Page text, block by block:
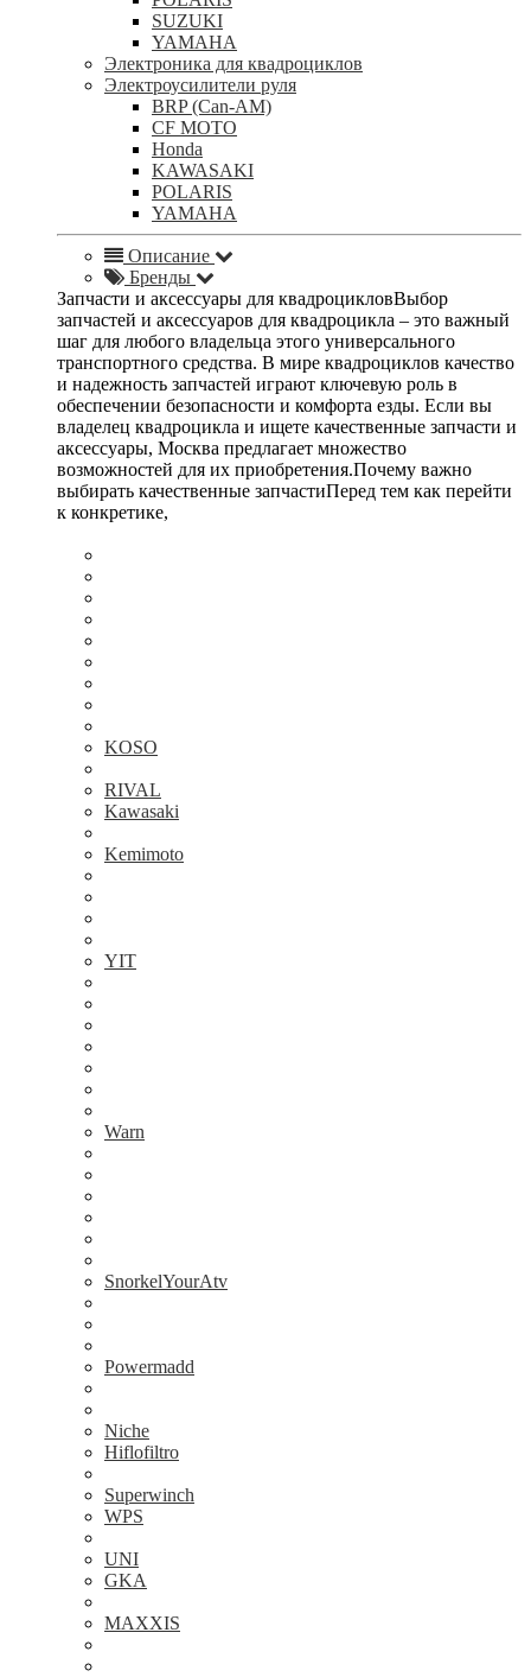
SUZUKI
YAMAHA
Электроника для квадроциклов
Электроусилители руля
BRP (Can-AM)
CF MOTO
Honda
KAWASAKI
POLARIS
YAMAHA
Описание
Бренды
Запчасти и аксессуары для квадроцикловВыбор
запчастей и аксессуаров для квадроцикла – это важный
шаг для любого владельца этого универсального
транспортного средства. В мире квадроциклов качество
и надежность запчастей играют ключевую роль в
обеспечении безопасности и комфорта езды. Если вы
владелец квадроцикла и ищете качественные запчасти и
аксессуары, Москва предлагает множество
возможностей для их приобретения.Почему важно
выбирать качественные запчастиПеред тем как перейти
к конкретике,
KOSO
RIVAL
Kawasaki
Kemimoto
YIT
Warn
SnorkelYourAtv
Powermadd
Niche
Hiflofiltro
Superwinch
WPS
UNI
GKA
MAXXIS